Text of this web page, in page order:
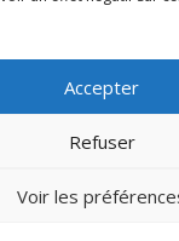
Accepter
Refuser
Voir les
Presse
Espace
|